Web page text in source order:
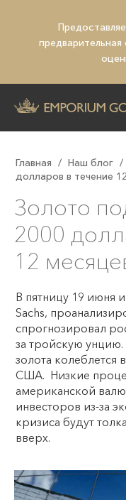
предварительная
Главная / Наш блог /
долларов в течение
Золото
2000
12
В пятницу 19 июня
Sachs,
спрогнозировал
за тройскую
золота колеблется
США. Низкие
американской
инвесторов из-за
кризиса будут
вверх.